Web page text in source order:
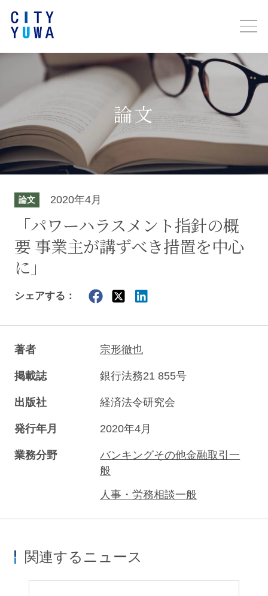
論文
論文 2020年4月
「パワーハラスメント指針の概
要 事業主が講ずべき措置を中心
に」
シェアする：
著者 宗形徹也
掲載誌 銀行法務21 855号
出版社 経済法令研究会
発行年月 2020年4月
業務分野
バンキングその他金融取引一
般
人事・労務相談一般
関連するニュース